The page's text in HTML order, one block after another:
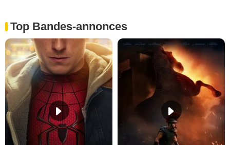
Top Bandes-annonces